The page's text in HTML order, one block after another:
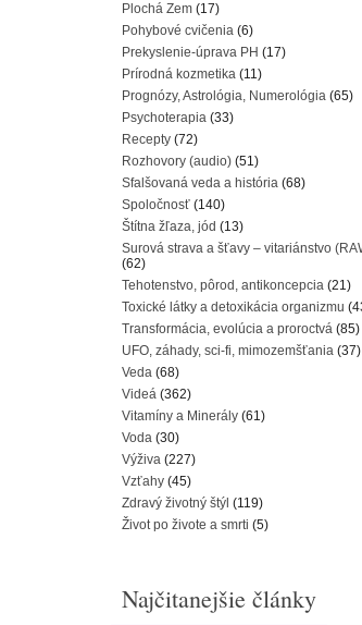
Plochá Zem (17)
Pohybové cvičenia (6)
Prekyslenie-úprava PH (17)
Prírodná kozmetika (11)
Prognózy, Astrológia, Numerológia (65)
Psychoterapia (33)
Recepty (72)
Rozhovory (audio) (51)
Sfalšovaná veda a história (68)
Spoločnosť (140)
Štítna žľaza, jód (13)
Surová strava a šťavy – vitariánstvo
(62)
Tehotenstvo, pôrod, antikoncepcia (21)
Toxické látky a detoxikácia organizmu
Transformácia, evolúcia a proroctvá (85)
UFO, záhady, sci-fi, mimozemšťania (37)
Veda (68)
Videá (362)
Vitamíny a Minerály (61)
Voda (30)
Výživa (227)
Vzťahy (45)
Zdravý životný štýl (119)
Život po živote a smrti (5)
Najčitanejšie články